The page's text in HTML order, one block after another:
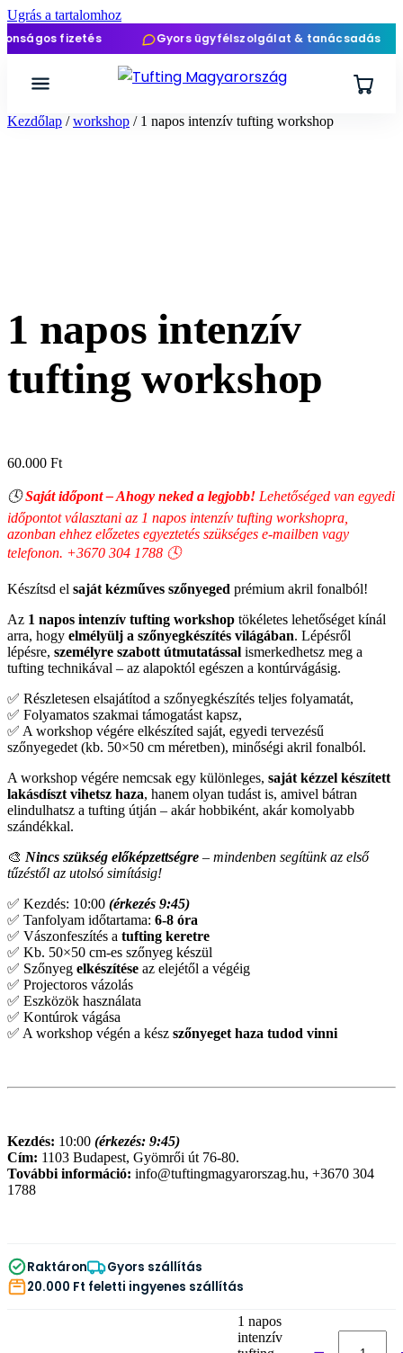
Ugrás a tartalomhoz
fizetés
Gyors ügyfélszolgálat & tanácsadás
Kezdőlap /workshop / 1 napos intenzív tufting workshop
1 napos intenzív
tufting workshop
60.000 Ft
🕓Saját időpont – Ahogy neked a legjobb! Lehetőséged van egyedi
időpontot választani az 1 napos intenzív tufting workshopra,
azonban ehhez előzetes egyeztetés szükséges e-mailben vagy
telefonon. +3670 304 1788 🕓
Készítsd el saját kézműves szőnyeged prémium akril fonalból!
Az 1 napos intenzív tufting workshop tökéletes lehetőséget kínál
arra, hogy elmélyülj a szőnyegkészítés világában. Lépésről
lépésre, személyre szabott útmutatással ismerkedhetsz meg a
tufting technikával – az alapoktól egészen a kontúrvágásig.
✅ Részletesen elsajátítod a szőnyegkészítés teljes folyamatát,
✅ Folyamatos szakmai támogatást kapsz,
✅ A workshop végére elkészíted saját, egyedi tervezésű
szőnyegedet (kb. 50×50 cm méretben), minőségi akril fonalból.
A workshop végére nemcsak egy különleges, saját kézzel készített
lakásdíszt vihetsz haza, hanem olyan tudást is, amivel bátran
elindulhatsz a tufting útján – akár hobbiként, akár komolyabb
szándékkal.
🎨 Nincs szükség előképzettségre – mindenben segítünk az első
tűzéstől az utolsó simításig!
✅ Kezdés: 10:00 (érkezés 9:45)
✅ Tanfolyam időtartama: 6-8 óra
✅ Vászonfeszítés a tufting keretre
✅ Kb. 50×50 cm-es szőnyeg készül
✅ Szőnyeg elkészítése az elejétől a végéig
✅ Projectoros vázolás
✅ Eszközök használata
✅ Kontúrok vágása
✅ A workshop végén a kész szőnyeget haza tudod vinni
Kezdés: 10:00 (érkezés: 9:45)
Cím: 1103 Budapest, Gyömrői út 76-80.
További információ: info@tuftingmagyarorszag.hu, +3670 304
1788
Raktáron
Gyors szállítás
20.000 Ft feletti ingyenes szállítás
1 napos
intenzív